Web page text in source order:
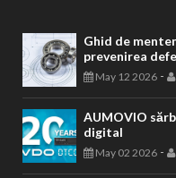
Ghid de
prevenirea
May 12 2026 -
AUMOVIO
digital
May 02 2026 -